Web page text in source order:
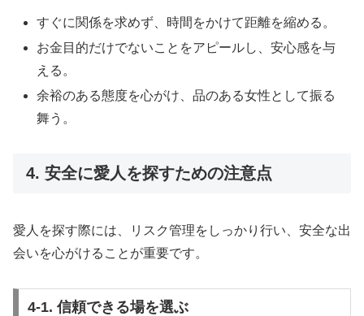
すぐに関係を求めず、時間をかけて距離を縮める。
お金目的だけでないことをアピールし、安心感を与
える。
余裕のある態度を心がけ、品のある女性として振る
舞う。
4. 安全に愛人を探すための注意点
愛人を探す際には、リスク管理をしっかり行い、安全な出
会いを心がけることが重要です。
4-1. 信頼できる場を選ぶ